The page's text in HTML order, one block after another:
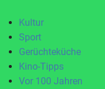
Kultur
Sport
Gerüchteküche
Kino-Tipps
Vor 100 Jahren